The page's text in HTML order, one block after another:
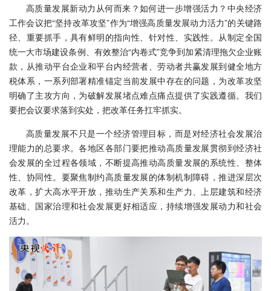
高质量发展新动力从何而来？如何进一步增强活力？中央经济
工作会议把“坚持改革攻坚”作为“增强高质量发展动力活力”的关键路
径、重要抓手，具有鲜明的指向性、针对性、实践性。从制定全国
统一大市场建设条例、有效整治“内卷式”竞争到加紧清理拖欠企业账
款，从推动平台企业和平台内经营者、劳动者共赢发展到健全地方
税体系，一系列部署精准锚定当前发展中存在的问题，为改革攻坚
明确了主攻方向，为破解发展堵点难点痛点提供了实践遵循。我们
要把会议要求落到实处，把改革任务扛牢抓实。
高质量发展不只是一个经济管理目标，而是对经济社会发展治
理能力的总要求。各地区各部门要把推动高质量发展贯彻到经济社
会发展的全过程各领域，不断提高推动高质量发展的系统性、整体
性、协同性。要聚焦制约高质量发展的体制机制障碍，推进深层次
改革，扩大高水平开放，推动生产关系和生产力、上层建筑和经济
基础、国家治理和社会发展更好相适应，持续增强发展动力和社会
活力。